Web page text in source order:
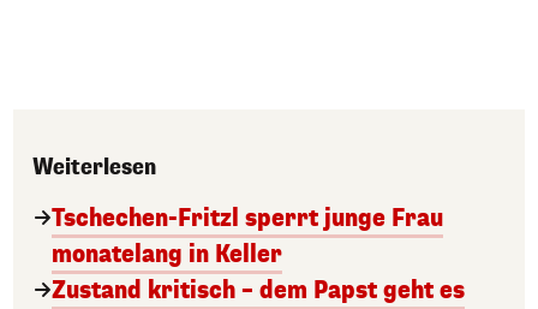
Weiterlesen
Tschechen-Fritzl sperrt junge Frau
monatelang in Keller
Zustand kritisch – dem Papst geht es